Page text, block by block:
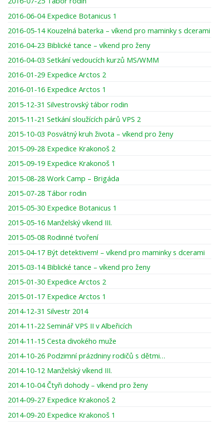
2016-06-04 Expedice Botanicus 1
2016-05-14 Kouzelná baterka – víkend pro maminky s dcerami
2016-04-23 Biblické tance – víkend pro ženy
2016-04-03 Setkání vedoucích kurzů MS/WMM
2016-01-29 Expedice Arctos 2
2016-01-16 Expedice Arctos 1
2015-12-31 Silvestrovský tábor rodin
2015-11-21 Setkání sloužících párů VPS 2
2015-10-03 Posvátný kruh života – víkend pro ženy
2015-09-28 Expedice Krakonoš 2
2015-09-19 Expedice Krakonoš 1
2015-08-28 Work Camp – Brigáda
2015-07-28 Tábor rodin
2015-05-30 Expedice Botanicus 1
2015-05-16 Manželský víkend III.
2015-05-08 Rodinné tvoření
2015-04-17 Být detektivem! – víkend pro maminky s dcerami
2015-03-14 Biblické tance – víkend pro ženy
2015-01-30 Expedice Arctos 2
2015-01-17 Expedice Arctos 1
2014-12-31 Silvestr 2014
2014-11-22 Seminář VPS II v Albeřicích
2014-11-15 Cesta divokého muže
2014-10-26 Podzimní prázdniny rodičů s dětmi…
2014-10-12 Manželský víkend III.
2014-10-04 Čtyři dohody – víkend pro ženy
2014-09-27 Expedice Krakonoš 2
2014-09-20 Expedice Krakonoš 1